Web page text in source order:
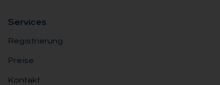
Ser­vices
Registrierung
Preise
Kontakt